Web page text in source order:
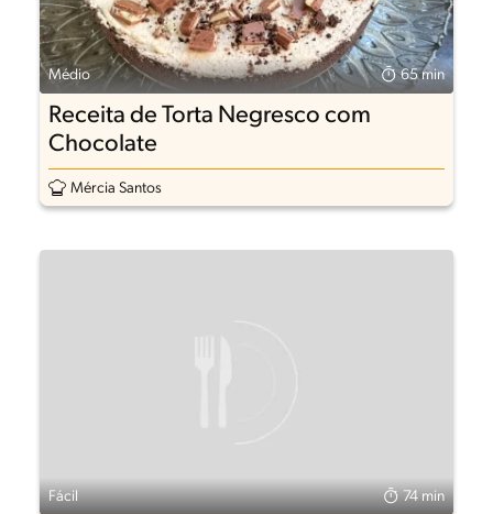
Médio 65 min
Receita de Torta Negresco com
Chocolate
Mércia Santos
Fácil 74 min